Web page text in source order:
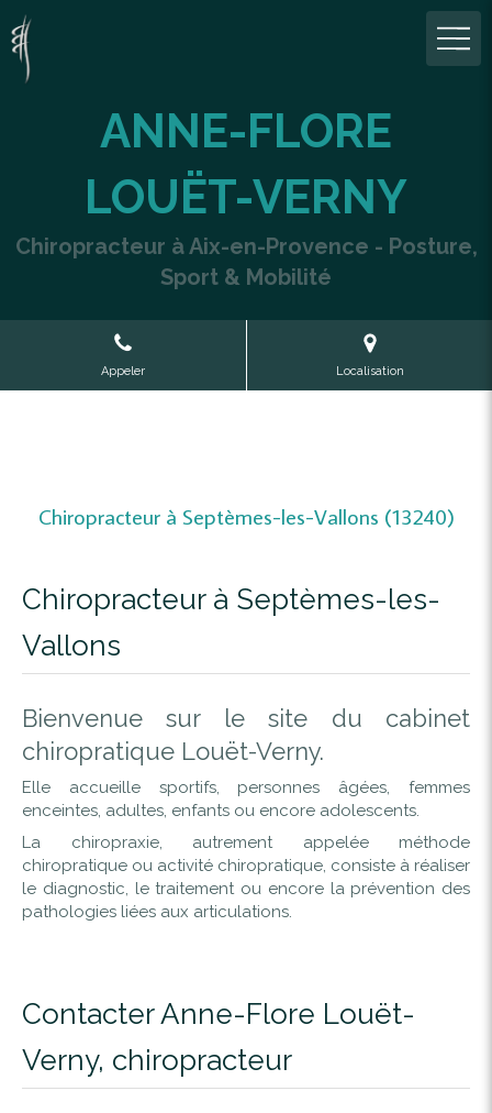
ANNE-FLORE
LOUËT-VERNY
Chiropracteur à Aix-en-Provence - Posture,
Sport & Mobilité
Appeler Localisation
Chiropracteur à Septèmes-les-Vallons (13240)
Chiropracteur à Septèmes-les-
Vallons
Bienvenue sur le site du cabinet
chiropratique Louët-Verny.
Elle accueille sportifs, personnes âgées, femmes
enceintes, adultes, enfants ou encore adolescents.
La chiropraxie, autrement appelée méthode
chiropratique ou activité chiropratique, consiste à réaliser
le diagnostic, le traitement ou encore la prévention des
pathologies liées aux articulations.
Contacter Anne-Flore Louët-
Verny, chiropracteur